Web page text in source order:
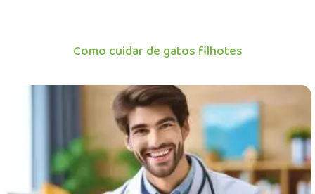
Como cuidar de gatos filhotes